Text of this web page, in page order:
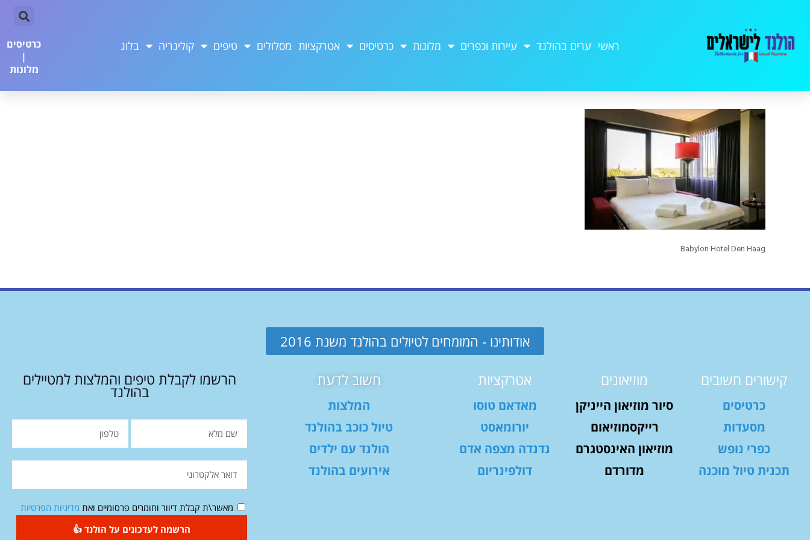
ראשי ערים בהולנד עיירות וכפרים מלונות כרטיסים אטרקציות מסלולים טיפים קולינריה בלוג
כרטיסים
|
מלונות
Babylon Hotel Den Haag
אודותינו - המומחים לטיולים בהולנד משנת 2016
קישורים חשובים
כרטיסים
מסעדות
כפרי נופש
תכנית טיול מוכנה
מוזיאונים
סיור מוזיאון הייניקן
רייקסמוזיאום
מוזיאון האינסטגרם
מדורדם
אטרקציות
מאדאם טוסו
יורומאסט
נדנדה מצפה אדם
דולפינריום
חשוב לדעת
המלצות
טיול כוכב בהולנד
הולנד עם ילדים
אירועים בהולנד
הרשמו לקבלת טיפים והמלצות למטיילים
בהולנד
מאשר\ת קבלת דיוור וחומרים פרסומיים ואת מדיניות הפרטיות
הרשמה לעדכונים על הולנד 👍